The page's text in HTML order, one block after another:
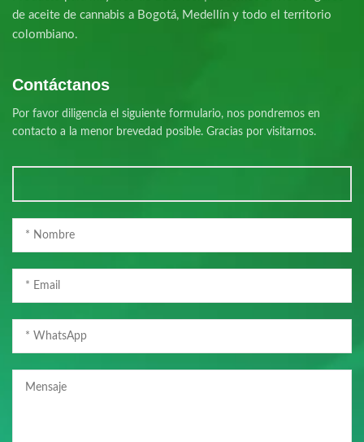
de aceite de cannabis a Bogotá, Medellín y todo el territorio
colombiano.
Contáctanos
Por favor diligencia el siguiente formulario, nos pondremos en
contacto a la menor brevedad posible. Gracias por visitarnos.